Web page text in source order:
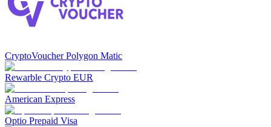
CryptoVoucher Polygon Matic
Rewarble Crypto EUR
American Express
Optio Prepaid Visa